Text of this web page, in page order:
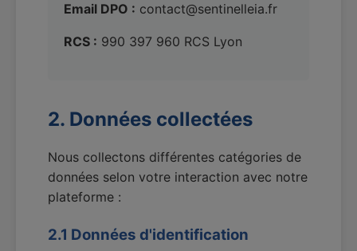
Email DPO : contact@sentinelleia.fr
RCS : 990 397 960 RCS Lyon
2. Données collectées
Nous collectons différentes catégories de
données selon votre interaction avec notre
plateforme :
2.1 Données d'identification